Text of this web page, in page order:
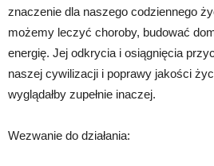
znaczenie dla naszego codziennego
możemy leczyć choroby, budować
energię. Jej odkrycia i osiągnięcia
naszej cywilizacji i poprawy jakości
wyglądałby zupełnie inaczej.
Wezwanie do działania: